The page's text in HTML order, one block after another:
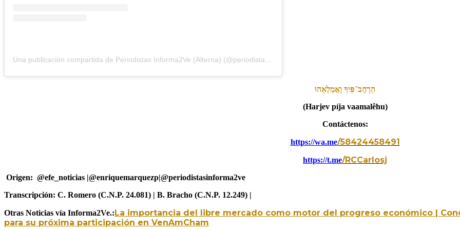
הַרְחֶב־פִּיךָ וַאֲמַלְאֵהוּ
(Harjev píja vaamalêhu)
Contáctenos:
https://wa.me/58424458491
https://t.me/RCCarlosj
Origen: @efe_noticias |@enriquemarquezp|@periodistasinforma2ve
Transcripción: C. Romero (C.N.P. 24.081) | B. Bracho (C.N.P. 12.249) |
Otras Noticias vía Informa2Ve.:La importancia del libre mercado como motor del progreso económico |
para su próxima participación en VenAmCham